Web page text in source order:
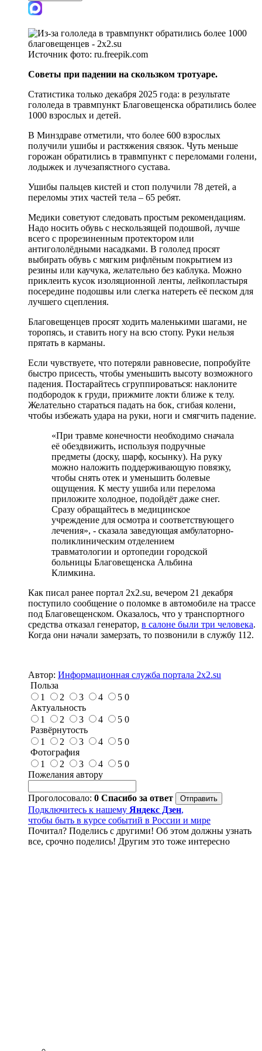
Источник фото: ru.freepik.com
Советы при падении на скользком тротуаре.
Статистика только декабря 2025 года: в результате
гололеда в травмпункт Благовещенска обратились более
1000 взрослых и детей.
В Минздраве отметили, что более 600 взрослых
получили ушибы и растяжения связок. Чуть меньше
горожан обратились в травмпункт с переломами голени,
лодыжек и лучезапястного сустава.
Ушибы пальцев кистей и стоп получили 78 детей, а
переломы этих частей тела – 65 ребят.
Медики советуют следовать простым рекомендациям.
Надо носить обувь с нескользящей подошвой, лучше
всего с прорезиненным протектором или
антигололёдными насадками. В гололед просят
выбирать обувь с мягким рифлёным покрытием из
резины или каучука, желательно без каблука. Можно
приклеить кусок изоляционной ленты, лейкопластыря
посередине подошвы или слегка натереть её песком для
лучшего сцепления.
Благовещенцев просят ходить маленькими шагами, не
торопясь, и ставить ногу на всю стопу. Руки нельзя
прятать в карманы.
Если чувствуете, что потеряли равновесие, попробуйте
быстро присесть, чтобы уменьшить высоту возможного
падения. Постарайтесь сгруппироваться: наклоните
подбородок к груди, прижмите локти ближе к телу.
Желательно стараться падать на бок, сгибая колени,
чтобы избежать удара на руки, ноги и смягчить падение.
«При травме конечности необходимо сначала
её обездвижить, используя подручные
предметы (доску, шарф, косынку). На руку
можно наложить поддерживающую повязку,
чтобы снять отек и уменьшить болевые
ощущения. К месту ушиба или перелома
приложите холодное, подойдёт даже снег.
Сразу обращайтесь в медицинское
учреждение для осмотра и соответствующего
лечения», - сказала заведующая амбулаторно-
поликлиническим отделением
травматологии и ортопедии городской
больницы Благовещенска Альбина
Климкина.
Как писал ранее портал 2х2.su, вечером 21 декабря
поступило сообщение о поломке в автомобиле на трассе
под Благовещенском. Оказалось, что у транспортного
средства отказал генератор, в салоне были три человека.
Когда они начали замерзать, то позвонили в службу 112.
Автор: Информационная служба портала 2x2.su
Польза
1
2 3 4 5 0
Актуальность
1
2 3 4 5 0
Развёрнутость
1
2 3 4 5 0
Фотография
1
2 3 4 5 0
Пожелания автору
Проголосовало: 0 Спасибо за ответ
Подключитесь к нашему Яндекс Дзен,
чтобы быть в курсе событий в России и мире
Почитал? Поделись с другими! Об этом должны узнать
все, срочно поделись! Другим это тоже интересно